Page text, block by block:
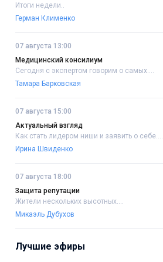
Итоги недели..
Герман Клименко
07 августа 13:00
Медицинский консилиум
Сегодня с экспертом говорим о самых....
Тамара Барковская
07 августа 15:00
Актуальный взгляд
Как стать лидером ниши и заявить о себе....
Ирина Швиденко
07 августа 18:00
Защита репутации
Жители нескольких высотных....
Микаэль Дубухов
Лучшие эфиры